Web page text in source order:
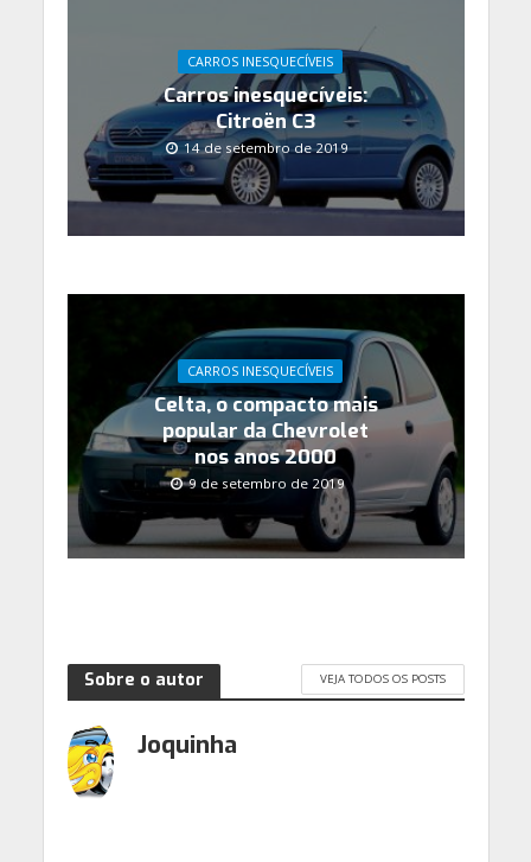
CARROS INESQUECÍVEIS
Carros inesquecíveis:
Citroën C3
14 de setembro de 2019
CARROS INESQUECÍVEIS
Celta, o compacto mais
popular da Chevrolet
nos anos 2000
9 de setembro de 2019
Sobre o autor VEJA TODOS OS POSTS
Joquinha